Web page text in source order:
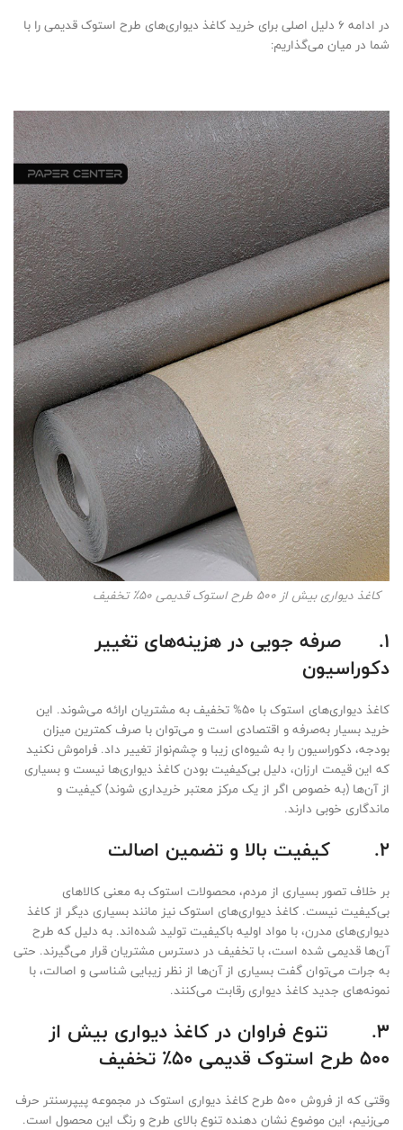
در ادامه 6 دلیل اصلی برای خرید کاغذ دیواری‌های طرح استوک قدیمی را با
شما در میان می‌گذاریم:
کاغذ دیواری بیش از 500 طرح استوک قدیمی 50٪ تخفیف
1.
صرفه جویی در هزینه‌های تغییر
دکوراسیون
کاغذ دیواری‌های استوک با 50% تخفیف به مشتریان ارائه می‌شوند. این
خرید بسیار به‌صرفه و اقتصادی است و می‌توان با صرف کمترین میزان
بودجه، دکوراسیون را به شیوه‌ای زیبا و چشم‌نواز تغییر داد. فراموش نکنید
که این قیمت ارزان، دلیل بی‌کیفیت بودن کاغذ دیواری‌ها نیست و بسیاری
از آن‌ها (به خصوص اگر از یک مرکز معتبر خریداری شوند) کیفیت و
ماندگاری خوبی دارند.
2. کیفیت بالا و تضمین اصالت
بر خلاف تصور بسیاری از مردم، محصولات استوک به معنی کالاهای
بی‌کیفیت نیست. کاغذ دیواری‌های استوک نیز مانند بسیاری دیگر از کاغذ
دیواری‌های مدرن، با مواد اولیه باکیفیت تولید شده‌اند. به دلیل که طرح
آن‌ها قدیمی شده است، با تخفیف در دسترس مشتریان قرار می‌گیرند. حتی
به جرات می‌توان گفت بسیاری از آن‌ها از نظر زیبایی شناسی و اصالت، با
نمونه‌های جدید کاغذ دیواری رقابت می‌کنند.
3. تنوع فراوان درکاغذ دیواری بیش از
500 طرح استوک قدیمی 50٪ تخفیف
وقتی که از فروش 500 طرح کاغذ دیواری استوک در مجموعه پیپرسنتر حرف
می‌زنیم، این موضوع نشان دهنده تنوع بالای طرح و رنگ این محصول است.